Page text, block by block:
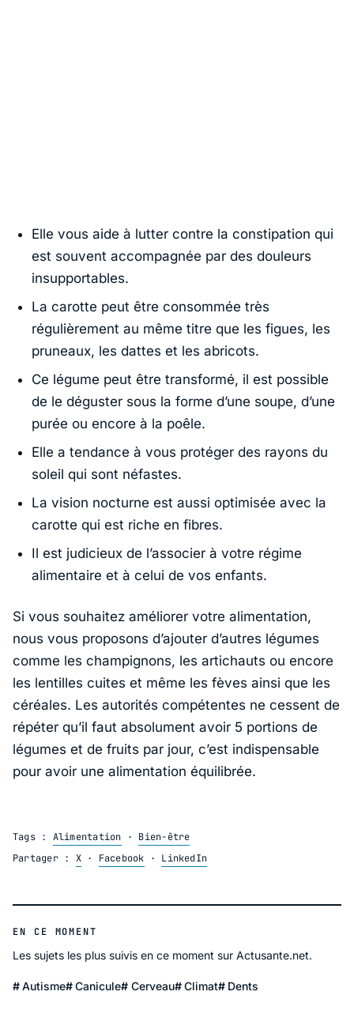
Elle vous aide à lutter contre la constipation qui
est souvent accompagnée par des douleurs
insupportables.
La carotte peut être consommée très
régulièrement au même titre que les figues, les
pruneaux, les dattes et les abricots.
Ce légume peut être transformé, il est possible
de le déguster sous la forme d’une soupe, d’une
purée ou encore à la poêle.
Elle a tendance à vous protéger des rayons du
soleil qui sont néfastes.
La vision nocturne est aussi optimisée avec la
carotte qui est riche en fibres.
Il est judicieux de l’associer à votre régime
alimentaire et à celui de vos enfants.
Si vous souhaitez améliorer votre alimentation,
nous vous proposons d’ajouter d’autres légumes
comme les champignons, les artichauts ou encore
les lentilles cuites et même les fèves ainsi que les
céréales. Les autorités compétentes ne cessent de
répéter qu’il faut absolument avoir 5 portions de
légumes et de fruits par jour, c’est indispensable
pour avoir une alimentation équilibrée.
Tags : Alimentation · Bien-être
Partager : X· Facebook · LinkedIn
EN CE MOMENT
Les sujets les plus suivis en ce moment sur Actusante.net.
Autisme Canicule Cerveau Climat Dents